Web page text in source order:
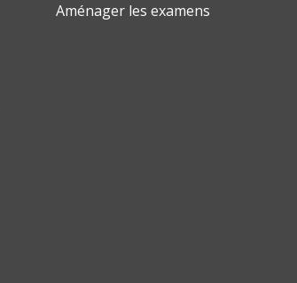
Aménager les examens